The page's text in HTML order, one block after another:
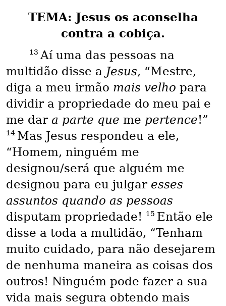
TEMA: Jesus os aconselha
contra a cobiça.
13 Aí uma das pessoas na
multidão disse a Jesus, “Mestre,
diga a meu irmão mais velho para
dividir a propriedade do meu pai e
me dar a parte que me pertence!”
14 Mas Jesus respondeu a ele,
“Homem, ninguém me
designou/será que alguém me
designou para eu julgar esses
assuntos quando as pessoas
disputam propriedade!
15 Então ele
disse a toda a multidão, “Tenham
muito cuidado, para não desejarem
de nenhuma maneira as coisas dos
outros! Ninguém pode fazer a sua
vida mais segura obtendo mais